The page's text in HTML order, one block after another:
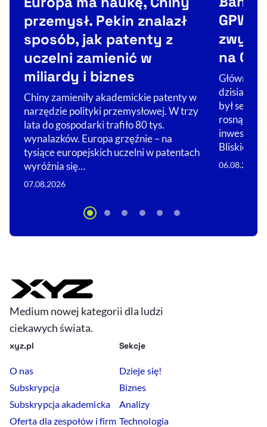
przemysł. Pekin znalazł
sposób, jak patenty z
uczelni zamienić w
miliardy i biznes
Chiny zamieniły akademickie patenty w
narzędzie polityki przemysłowej. W trzy
lata do gospodarki trafiło 80 tys.
wynalazków. Europa grzęźnie – na
tysiące europejskich uczelni w patentach
wyróżnia się…
07.08.2026
GPW,
na
Główne
dzisiaj
był
rosną na
Bliskiego
06.08.2026
Medium nowej kategorii dla ludzi
ciekawych świata.
xyz.pl
O nas
Subskrypcja
Subskrypcja akademicka
Oferta dla zespołów i firm
Sekcje
Dzieje się!
Biznes
Analizy
Technologia